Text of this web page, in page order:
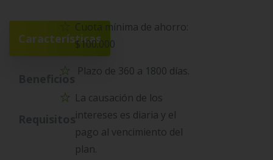
Características
Beneficios
Cuota mínima de ahorro:
$100.000
Plazo de 360 a 1800 días.
La causación de los
intereses es diaria y el
pago al vencimiento del
plan.